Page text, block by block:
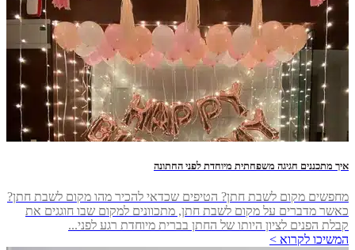
איך מתכננים חגיגה משפחתית מיוחדת לפני החתונה
מחפשים מקום לשבת חתן? הטיפים שכדאי להכיר מהו מקום לשבת חתן?
כאשר מדברים על מקום לשבת חתן, מתכוונים למקום שבו חוגגים את
קבלת הפנים לציון היותו של החתן בברית מיוחדת רגע לפני...
המשיכו לקרוא >